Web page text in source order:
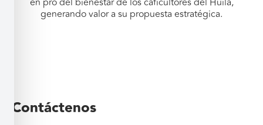
generando valor a su propuesta estratégica.
Contáctenos